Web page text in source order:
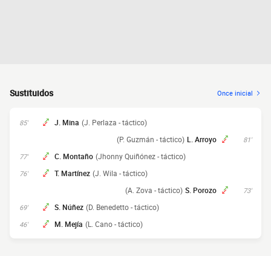
Sustituidos Once inicial
85' J. Mina (J. Perlaza - táctico)
81'
L. Arroyo
(P. Guzmán - táctico)
77' C. Montaño (Jhonny Quiñónez - táctico)
76' T. Martínez (J. Wila - táctico)
73'
S. Porozo
(A. Zova - táctico)
69' S. Núñez (D. Benedetto - táctico)
46' M. Mejía (L. Cano - táctico)